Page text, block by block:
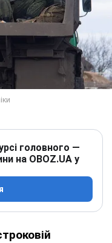
головного —
на OBOZ.UA у